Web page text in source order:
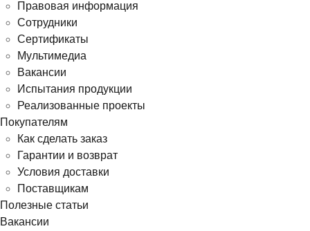
Правовая информация
Сотрудники
Сертификаты
Мультимедиа
Вакансии
Испытания продукции
Реализованные проекты
Покупателям
Как сделать заказ
Гарантии и возврат
Условия доставки
Поставщикам
Полезные статьи
Вакансии